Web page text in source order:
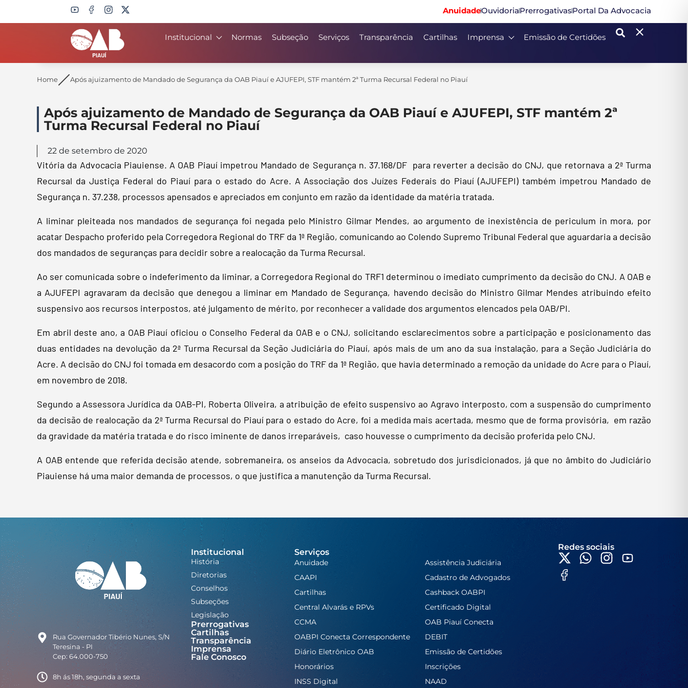
AnuidadeOuvidoriaPrerrogativasPortal Da Advocacia
Institucional Normas Subseção Serviços Transparência Cartilhas Imprensa Emissão de Certidões
Search
Home Após ajuizamento de Mandado de Segurança da OAB Piauí e AJUFEPI, STF mantém 2ª Turma Recursal Federal no Piauí
Após ajuizamento de Mandado de Segurança da OAB Piauí e AJUFEPI, STF mantém 2ª
Turma Recursal Federal no Piauí
22 de setembro de 2020
Vitória da Advocacia Piauiense. A OAB Piauí impetrou Mandado de Segurança n. 37.168/DF para reverter a decisão do CNJ, que retornava a 2ª Turma
Recursal da Justiça Federal do Piauí para o estado do Acre. A Associação dos Juízes Federais do Piauí (AJUFEPI) também impetrou Mandado de
Segurança n. 37.238, processos apensados e apreciados em conjunto em razão da identidade da matéria tratada.
A liminar pleiteada nos mandados de segurança foi negada pelo Ministro Gilmar Mendes, ao argumento de inexistência de periculum in mora, por
acatar Despacho proferido pela Corregedora Regional do TRF da 1ª Região, comunicando ao Colendo Supremo Tribunal Federal que aguardaria a decisão
dos mandados de seguranças para decidir sobre a realocação da Turma Recursal.
Ao ser comunicada sobre o indeferimento da liminar, a Corregedora Regional do TRF1 determinou o imediato cumprimento da decisão do CNJ. A OAB e
a AJUFEPI agravaram da decisão que denegou a liminar em Mandado de Segurança, havendo decisão do Ministro Gilmar Mendes atribuindo efeito
suspensivo aos recursos interpostos, até julgamento de mérito, por reconhecer a validade dos argumentos elencados pela OAB/PI.
Em abril deste ano, a OAB Piauí oficiou o Conselho Federal da OAB e o CNJ, solicitando esclarecimentos sobre a participação e posicionamento das
duas entidades na devolução da 2ª Turma Recursal da Seção Judiciária do Piauí, após mais de um ano da sua instalação, para a Seção Judiciária do
Acre. A decisão do CNJ foi tomada em desacordo com a posição do TRF da 1ª Região, que havia determinado a remoção da unidade do Acre para o Piauí,
em novembro de 2018.
Segundo a Assessora Jurídica da OAB-PI, Roberta Oliveira, a atribuição de efeito suspensivo ao Agravo interposto, com a suspensão do cumprimento
da decisão de realocação da 2ª Turma Recursal do Piauí para o estado do Acre, foi a medida mais acertada, mesmo que de forma provisória, em razão
da gravidade da matéria tratada e do risco iminente de danos irreparáveis, caso houvesse o cumprimento da decisão proferida pelo CNJ.
A OAB entende que referida decisão atende, sobremaneira, os anseios da Advocacia, sobretudo dos jurisdicionados, já que no âmbito do Judiciário
Piauiense há uma maior demanda de processos, o que justifica a manutenção da Turma Recursal.
Rua Governador Tibério Nunes, S/N
Teresina - PI
Cep: 64.000-750
8h ás 18h, segunda a sexta
Institucional
História
Diretorias
Conselhos
Subseções
Legislação
Prerrogativas
Cartilhas
Transparência
Imprensa
Fale Conosco
Serviços
Anuidade
Assistência Judiciária
CAAPI
Cadastro de Advogados
Cartilhas
Cashback OABPI
Central Alvarás e RPVs
Certificado Digital
CCMA
OAB Piauí Conecta
OABPI Conecta Correspondente
DEBIT
Diário Eletrônico OAB
Emissão de Certidões
Honorários
Inscrições
INSS Digital
NAAD
Redes sociais